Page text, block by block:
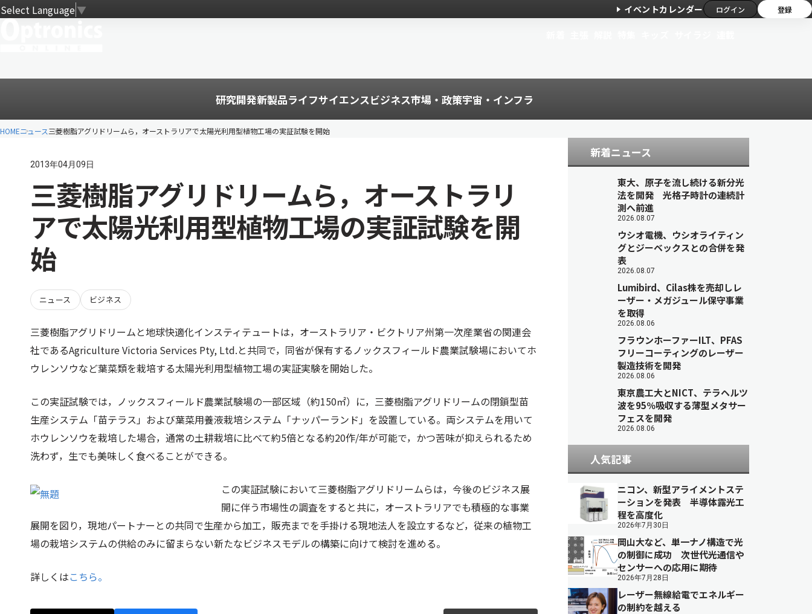
Select Language▼ イベントカレンダー ログイン 登録
研究開発新製品ライフサイエンスビジネス市場・政策宇宙・インフラ
HOMEニュース三菱樹脂アグリドリームら，オーストラリアで太陽光利用型植物工場の実証試験を開始
2013年04月09日
三菱樹脂アグリドリームら，オーストラリ
アで太陽光利用型植物工場の実証試験を開
始
ニュース ビジネス
三菱樹脂アグリドリームと地球快適化インスティテュートは，オーストラリア・ビクトリア州第一次産業省の関連会
社であるAgriculture Victoria Services Pty, Ltd.と共同で，同省が保有するノックスフィールド農業試験場においてホ
ウレンソウなど葉菜類を栽培する太陽光利用型植物工場の実証実験を開始した。
この実証試験では，ノックスフィールド農業試験場の一部区域（約150㎡）に，三菱樹脂アグリドリームの閉鎖型苗
生産システム「苗テラス」および葉菜用養液栽培システム「ナッパーランド」を設置している。両システムを用いて
ホウレンソウを栽培した場合，通常の土耕栽培に比べて約5倍となる約20作/年が可能で，かつ苦味が抑えられるため
洗わず，生でも美味しく食べることができる。
この実証試験において三菱樹脂アグリドリームらは，今後のビジネス展
開に伴う市場性の調査をすると共に，オーストラリアでも積極的な事業
展開を図り，現地パートナーとの共同で生産から加工，販売までを手掛ける現地法人を設立するなど，従来の植物工
場の栽培システムの供給のみに留まらない新たなビジネスモデルの構築に向けて検討を進める。
詳しくはこちら。
新着ニュース
東大、原子を流し続ける新分光
法を開発 光格子時計の連続計
測へ前進
2026.08.07
ウシオ電機、ウシオライティン
グとジーベックスとの合併を発
表
2026.08.07
Lumibird、Cilas株を売却しレ
ーザー・メガジュール保守事業
を取得
2026.08.06
フラウンホーファーILT、PFAS
フリーコーティングのレーザー
製造技術を開発
2026.08.06
東京農工大とNICT、テラヘルツ
波を95％吸収する薄型メタサー
フェスを開発
2026.08.06
人気記事
ニコン、新型アライメントステ
ーションを発表 半導体露光工
程を高度化
2026年7月30日
岡山大など、単一ナノ構造で光
の制御に成功 次世代光通信や
センサーへの応用に期待
2026年7月28日
レーザー無線給電でエネルギー
の制約を越える